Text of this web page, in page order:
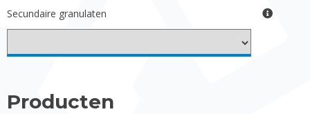
Secundaire granulaten
Producten